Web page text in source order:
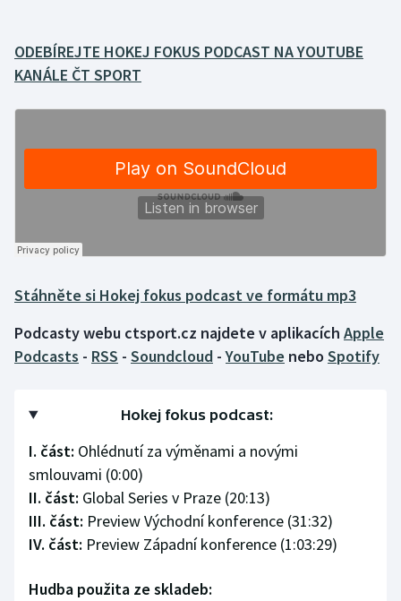
Golf
Gymnastika
Házená
Jezdectví
Lyže a snowboard
Moderní pětiboj
Motorsport
Olympijské hry
Parasport
ODEBÍREJTE HOKEJ FOKUS PODCAST NA YOUTUBE
KANÁLE ČT SPORT
Stáhněte si Hokej fokus podcast ve formátu mp3
Podcasty webu ctsport.cz najdete v aplikacích Apple
Podcasts - RSS - Soundcloud -YouTube nebo Spotify
Hokej fokus podcast:
I. část: Ohlédnutí za výměnami a novými
smlouvami (0:00)
II. část: Global Series v Praze (20:13)
III. část: Preview Východní konference (31:32)
IV. část: Preview Západní konference (1:03:29)
Hudba použita ze skladeb: